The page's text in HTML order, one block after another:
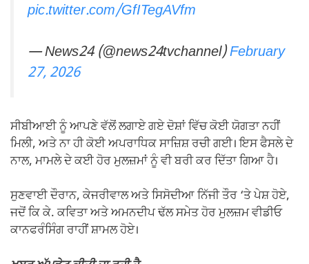
pic.twitter.com/GfITegAVfm
— News24 (@news24tvchannel)February
27, 2026
ਸੀਬੀਆਈ ਨੂੰ ਆਪਣੇ ਵੱਲੋਂ ਲਗਾਏ ਗਏ ਦੋਸ਼ਾਂ ਵਿੱਚ ਕੋਈ ਯੋਗਤਾ ਨਹੀਂ
ਮਿਲੀ, ਅਤੇ ਨਾ ਹੀ ਕੋਈ ਅਪਰਾਧਿਕ ਸਾਜ਼ਿਸ਼ ਰਚੀ ਗਈ। ਇਸ ਫੈਸਲੇ ਦੇ
ਨਾਲ, ਮਾਮਲੇ ਦੇ ਕਈ ਹੋਰ ਮੁਲਜ਼ਮਾਂ ਨੂੰ ਵੀ ਬਰੀ ਕਰ ਦਿੱਤਾ ਗਿਆ ਹੈ।
ਸੁਣਵਾਈ ਦੌਰਾਨ, ਕੇਜਰੀਵਾਲ ਅਤੇ ਸਿਸੋਦੀਆ ਨਿੱਜੀ ਤੌਰ ‘ਤੇ ਪੇਸ਼ ਹੋਏ,
ਜਦੋਂ ਕਿ ਕੇ. ਕਵਿਤਾ ਅਤੇ ਅਮਨਦੀਪ ਢੱਲ ਸਮੇਤ ਹੋਰ ਮੁਲਜ਼ਮ ਵੀਡੀਓ
ਕਾਨਫਰੰਸਿੰਗ ਰਾਹੀਂ ਸ਼ਾਮਲ ਹੋਏ।